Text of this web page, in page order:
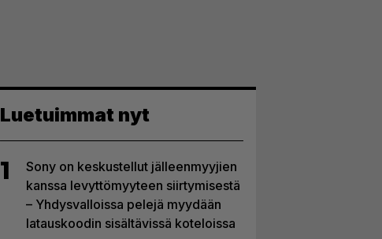
Luetuimmat nyt
1
Sony on keskustellut jälleenmyyjien
kanssa levyttömyyteen siirtymisestä
– Yhdysvalloissa pelejä myydään
latauskoodin sisältävissä koteloissa